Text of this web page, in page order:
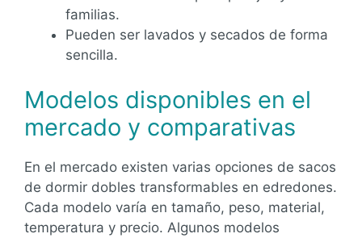
familias.
Pueden ser lavados y secados de forma
sencilla.
Modelos disponibles en el
mercado y comparativas
En el mercado existen varias opciones de sacos
de dormir dobles transformables en edredones.
Cada modelo varía en tamaño, peso, material,
temperatura y precio. Algunos modelos